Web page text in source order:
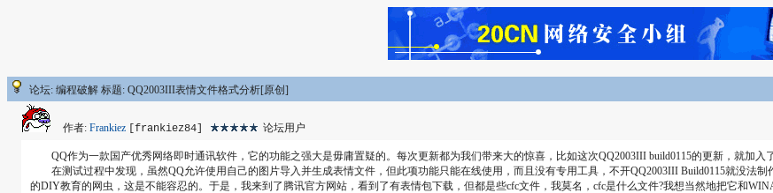
论坛: 编程破解 标题: QQ2003III表情文件格式分析[原创]
作者: Frankiez [frankiez84] 论坛用户
QQ作为一款国产优秀网络即时通讯软件，它的功能之强大是毋庸置疑的。每次更新都为我们带来大的惊喜，比如这次QQ2003III build0115的更新，就加入
在测试过程中发现，虽然QQ允许使用自己的图片导入并生成表情文件，但此项功能只能在线使用，而且没有专用工具，不开QQ2003III Build0115就没法
的DIY教育的网虫，这是不能容忍的。于是，我来到了腾讯官方网站，看到了有表情包下载，但都是些cfc文件，我莫名，cfc是什么文件?我想当然地把它和